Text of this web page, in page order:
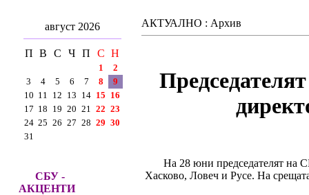
август 2026
П В С Ч П С Н
1
2
3
4 5 6 7 8
9
10 11 12 13 14 15 16
17 18 19 20 21 22 23
24 25 26 27 28 29 30
31
СБУ -
АКЦЕНТИ
АКТУАЛНО : Архив
На 28 юни председателят на
Хасково, Ловеч и Русе. На